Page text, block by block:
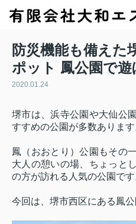
防災機能も備えた
ポット 鳳公園で遊
2020.01.24
堺市は、浜寺公園や大仙公
すすめの公園が多数あります
鳳（おおとり）公園もその
大人の憩いの場、ちょっと
の方が訪れる人気の公園です
今回は、堺市西区にある鳳